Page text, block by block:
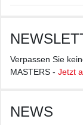
Verpassen Sie
MASTERS - Jetzt
NEWS